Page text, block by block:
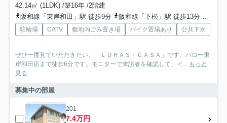
42.14㎡ (1LDK) /築16年 /2階建
阪和線「東岸和田」駅 徒歩9分
阪和線「下松」駅 徒歩13分
駐輪場 CATV 敷地内ごみ置き場 バイク置場あり 公共下水
ぜひ一度見ていただきたい、「ＬＯＨＡＳ・ＣＡＳＡ」です。バロー東
岸和田店まで徒歩6分です。モニターで来訪者を確認して、イ...
もっと
見る
募集中の部屋
201
7.4万円